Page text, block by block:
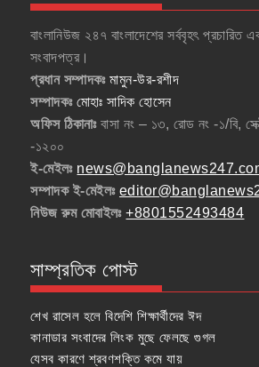
বাংলানিউজ ২৪৭ বাংলাদেশের সর্ববৃহৎ প্রচারিত
সংবাদপত্র।
প্রধান সম্পাদকঃমামুন-উর-রশীদ
সম্পাদকঃ মোহাঃ সাদিক হোসেন
অফিস ঠিকানাঃবাসা নং – ১৩, রোড নং -১/বি,
-১২০০
ই-মেইলঃ
সম্পাদক ই-মেইলঃ
নিউজ রুম মোবাইলঃ+8801552493484
সাম্প্রতিক পোস্ট
শেখ রাসেল হলে বিদেশি শিক্ষার্থীদের ঈদ
কানাডার সংবাদের লিংক মুছে ফেলছে গুগল
যেসব কারণে শ্রবণশক্তি কমে যায়